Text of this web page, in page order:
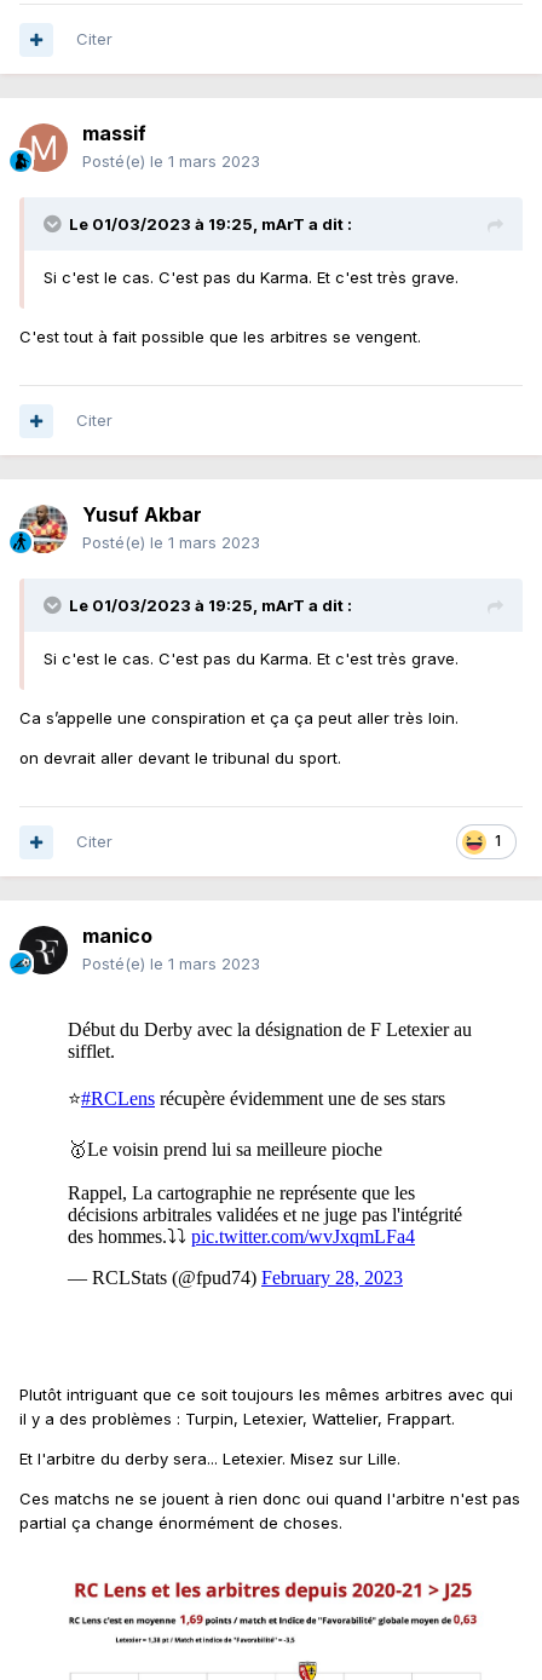
Citer
massif
Posté(e) le 1 mars 2023
Le 01/03/2023 à 19:25, mArT a dit :
Si c'est le cas. C'est pas du Karma. Et c'est très grave.
C'est tout à fait possible que les arbitres se vengent.
Citer
Yusuf Akbar
Posté(e) le 1 mars 2023
Le 01/03/2023 à 19:25, mArT a dit :
Si c'est le cas. C'est pas du Karma. Et c'est très grave.
Ca s’appelle une conspiration et ça ça peut aller très loin.
on devrait aller devant le tribunal du sport.
1
Citer
manico
Posté(e) le 1 mars 2023
Plutôt intriguant que ce soit toujours les mêmes arbitres avec qui
il y a des problèmes : Turpin, Letexier, Wattelier, Frappart.
Et l'arbitre du derby sera... Letexier. Misez sur Lille.
Ces matchs ne se jouent à rien donc oui quand l'arbitre n'est pas
partial ça change énormément de choses.